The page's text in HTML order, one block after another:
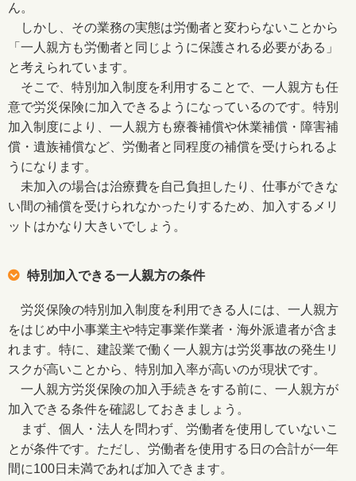
ん。
しかし、その業務の実態は労働者と変わらないことから
「一人親方も労働者と同じように保護される必要がある」
と考えられています。
そこで、特別加入制度を利用することで、一人親方も任
意で労災保険に加入できるようになっているのです。特別
加入制度により、一人親方も療養補償や休業補償・障害補
償・遺族補償など、労働者と同程度の補償を受けられるよ
うになります。
未加入の場合は治療費を自己負担したり、仕事ができな
い間の補償を受けられなかったりするため、加入するメリ
ットはかなり大きいでしょう。
特別加入できる一人親方の条件
労災保険の特別加入制度を利用できる人には、一人親方
をはじめ中小事業主や特定事業作業者・海外派遣者が含ま
れます。特に、建設業で働く一人親方は労災事故の発生リ
スクが高いことから、特別加入率が高いのが現状です。
一人親方労災保険の加入手続きをする前に、一人親方が
加入できる条件を確認しておきましょう。
まず、個人・法人を問わず、労働者を使用していないこ
とが条件です。ただし、労働者を使用する日の合計が一年
間に100日未満であれば加入できます。